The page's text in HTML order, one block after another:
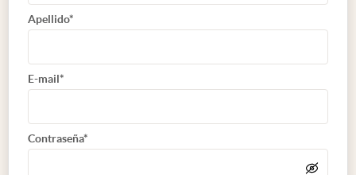
Apellido*
E-mail*
Contraseña*